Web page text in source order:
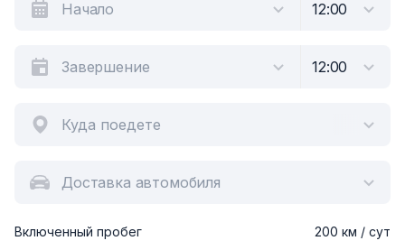
Куда поедете
Доставка автомобиля
Включенный пробег
200 км / сут